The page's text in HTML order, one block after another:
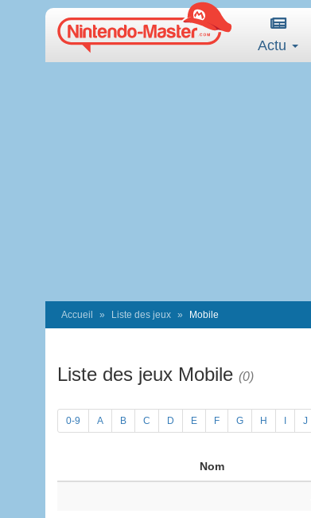
Actu
Accueil Liste des jeux Mobile
Liste des jeux Mobile (0)
0-9 A B C D E F G H J
Nom